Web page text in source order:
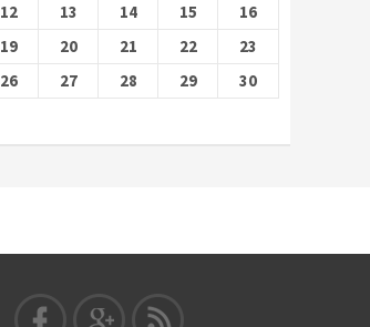
12 13 14 15
16
19 20 21 22
23
26 27 28 29
30